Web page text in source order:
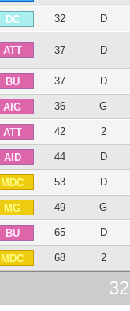
DC 32 D
ATT 37 D
BU 37
D
AIG 36
G
ATT 42
2
AID 44
D
MDC 53
D
MG 49
G
BU 65
D
MDC 68 2